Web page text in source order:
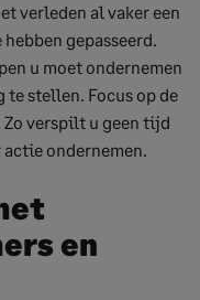
verleden al vaker een
gepasseerd.
u moet ondernemen
stellen. Focus op de
verspilt u geen tijd
ondernemen.
en